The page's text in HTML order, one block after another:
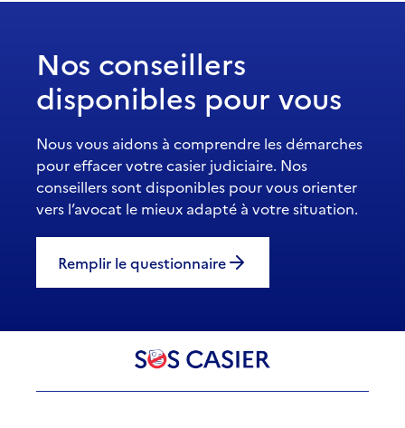
Nos conseillers
disponibles pour vous
Nous vous aidons à comprendre les démarches
pour effacer votre casier judiciaire. Nos
conseillers sont disponibles pour vous orienter
vers l’avocat le mieux adapté à votre situation.
Remplir le questionnaire